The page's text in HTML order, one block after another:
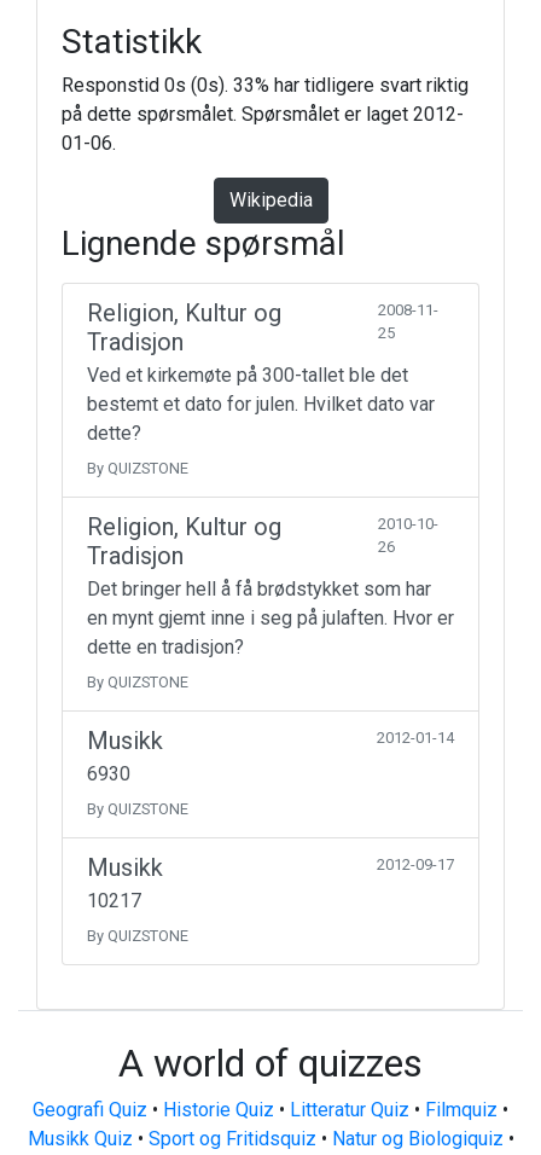
Statistikk
Responstid 0s (0s). 33% har tidligere svart riktig
på dette spørsmålet. Spørsmålet er laget 2012-
01-06.
Wikipedia
Lignende spørsmål
Religion, Kultur og
Tradisjon
2008-11-
25
Ved et kirkemøte på 300-tallet ble det
bestemt et dato for julen. Hvilket dato var
dette?
By QUIZSTONE
Religion, Kultur og
Tradisjon
2010-10-
26
Det bringer hell å få brødstykket som har
en mynt gjemt inne i seg på julaften. Hvor er
dette en tradisjon?
By QUIZSTONE
Musikk 2012-01-14
6930
By QUIZSTONE
Musikk 2012-09-17
10217
By QUIZSTONE
A world of quizzes
Geografi Quiz • Historie Quiz • Litteratur Quiz • Filmquiz •
Musikk Quiz • Sport og Fritidsquiz • Natur og Biologiquiz •